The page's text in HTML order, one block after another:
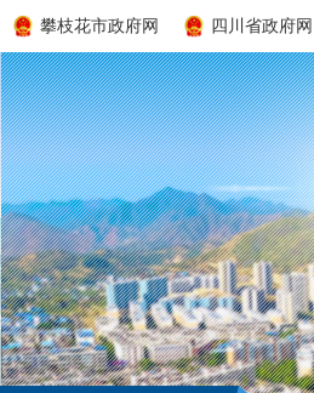
攀枝花市政府网 四川省政府网